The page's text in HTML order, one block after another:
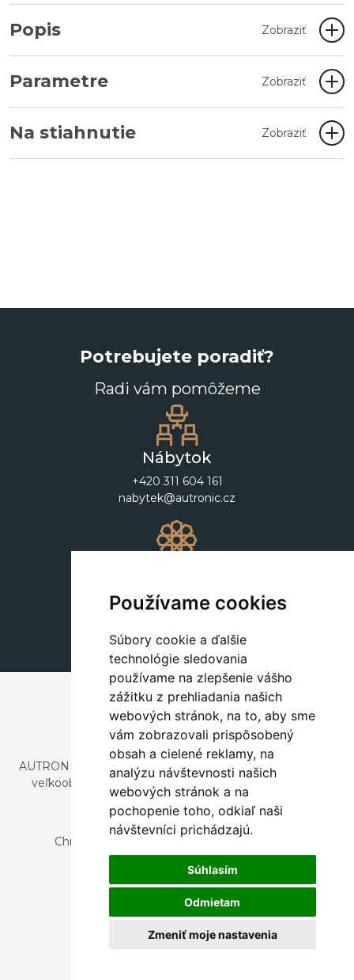
Používame cookies
Súbory cookie a ďalšie
technológie sledovania
používame na zlepšenie vášho
zážitku z prehliadania našich
webových stránok, na to, aby sme
vám zobrazovali prispôsobený
obsah a cielené reklamy, na
analýzu návštevnosti našich
webových stránok a na
pochopenie toho, odkiaľ naši
návštevníci prichádzajú.
Súhlasím
Odmietam
Zmeniť moje nastavenia
Popis Zobraziť
Parametre Zobraziť
Na stiahnutie Zobraziť
Potrebujete poradiť?
Radi vám pomôžeme
Nábytok
+420 311 604 161
nabytek@autronic.cz
+420 311 604 182
dekorace@autronic.cz
AUTRONIC, s.r.o. je spoločnosť zaoberajúca sa dovozom a
veľkoobchodným predajom dizajnového aj štýlového
nábytku a dekorácií.
Česká republika
Chrustenice 270, 267 12 Loděnice u Berouna
Slovensko
Nová 366, 032 02 Závažná Poruba